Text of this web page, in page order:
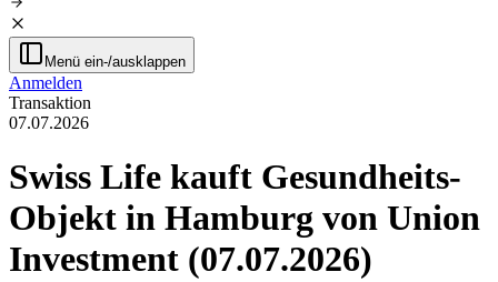
Menü ein-/ausklappen
Anmelden
Transaktion
07.07.2026
Swiss Life kauft Gesundheits-
Objekt in Hamburg von Union
Investment (07.07.2026)